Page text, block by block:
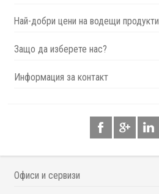
Най-добри цени на водещи продукти
Защо да изберете нас?
Информация за контакт
Офиси и сервизи